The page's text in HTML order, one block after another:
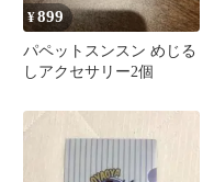
¥899
パペットスンスン めじる
しアクセサリー2個